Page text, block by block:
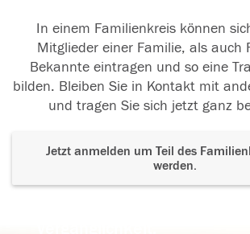
In einem Familienkreis können
Mitglieder einer Familie, als auch
Bekannte eintragen und so eine
bilden. Bleiben Sie in Kontakt mit
und tragen Sie sich jetzt ganz
Jetzt anmelden um Teil des
werden.